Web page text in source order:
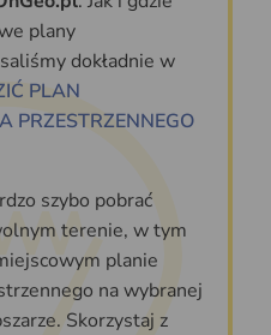
plany
dokładnie w
PLAN
PRZESTRZENNEGO
szybo pobrać
terenie, w tym
planie
na wybranej
Skorzystaj z